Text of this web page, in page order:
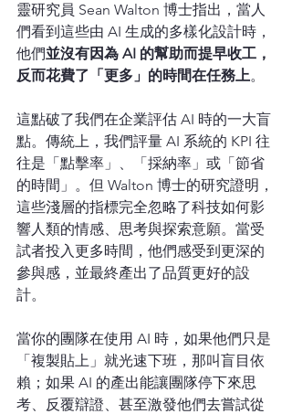
靈研究員 Sean Walton 博士指出，當人
們看到這些由 AI 生成的多樣化設計時，
他們並沒有因為 AI 的幫助而提早收工，
反而花費了「更多」的時間在任務上。
這點破了我們在企業評估 AI 時的一大盲
點。傳統上，我們評量 AI 系統的 KPI 往
往是「點擊率」、「採納率」或「節省
的時間」。但 Walton 博士的研究證明，
這些淺層的指標完全忽略了科技如何影
響人類的情感、思考與探索意願。當受
試者投入更多時間，他們感受到更深的
參與感，並最終產出了品質更好的設
計。
當你的團隊在使用 AI 時，如果他們只是
「複製貼上」就光速下班，那叫盲目依
賴；如果 AI 的產出能讓團隊停下來思
考、反覆辯證、甚至激發他們去嘗試從